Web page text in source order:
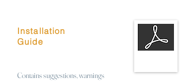
Installation
Guide
Contains suggestions, warnings